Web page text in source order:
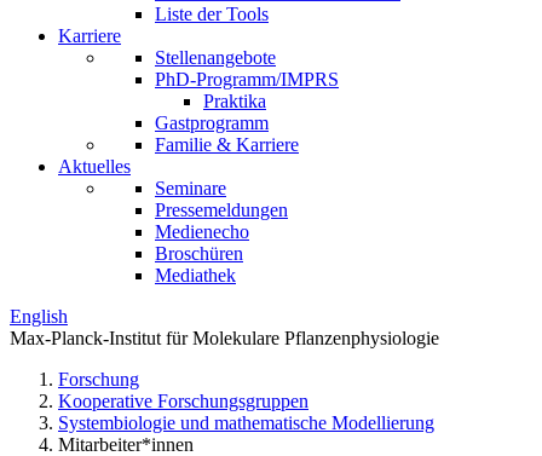
Liste der Tools
Karriere
Stellenangebote
PhD-Programm/IMPRS
Praktika
Gastprogramm
Familie & Karriere
Aktuelles
Seminare
Pressemeldungen
Medienecho
Broschüren
Mediathek
English
Max-Planck-Institut für Molekulare Pflanzenphysiologie
Forschung
Kooperative Forschungsgruppen
Systembiologie und mathematische Modellierung
Mitarbeiter*innen